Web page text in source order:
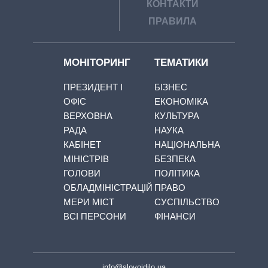
КОНТАКТИ
ПРАВИЛА
МОНІТОРИНГ
ПРЕЗИДЕНТ І
ОФІС
ВЕРХОВНА
РАДА
КАБІНЕТ
МІНІСТРІВ
ГОЛОВИ
ОБЛАДМІНІСТРАЦІЙ
МЕРИ МІСТ
ВСІ ПЕРСОНИ
ТЕМАТИКИ
БІЗНЕС
ЕКОНОМІКА
КУЛЬТУРА
НАУКА
НАЦІОНАЛЬНА
БЕЗПЕКА
ПОЛІТИКА
ПРАВО
СУСПІЛЬСТВО
ФІНАНСИ